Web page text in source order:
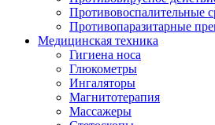
Противовоспалительные
Противопаразитарные
Медицинская техника
Гигиена носа
Глюкометры
Ингаляторы
Магнитотерапия
Массажеры